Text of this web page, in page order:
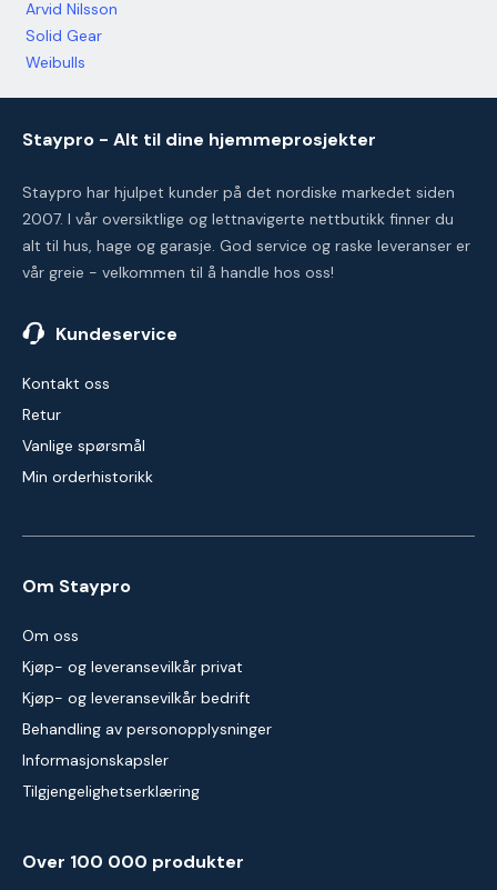
Arvid Nilsson
Solid Gear
Weibulls
Staypro - Alt til dine hjemmeprosjekter
Staypro har hjulpet kunder på det nordiske markedet siden
2007. I vår oversiktlige og lettnavigerte nettbutikk finner du
alt til hus, hage og garasje. God service og raske leveranser er
vår greie - velkommen til å handle hos oss!
Kundeservice
Kontakt oss
Retur
Vanlige spørsmål
Min orderhistorikk
Om Staypro
Om oss
Kjøp- og leveransevilkår privat
Kjøp- og leveransevilkår bedrift
Behandling av personopplysninger
Informasjonskapsler
Tilgjengelighetserklæring
Over 100 000 produkter